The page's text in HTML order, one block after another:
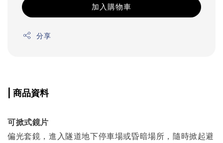
加入購物車
分享
| 商品資料
可掀式鏡片
偏光套鏡，進入隧道地下停車場或昏暗場所，隨時掀起避